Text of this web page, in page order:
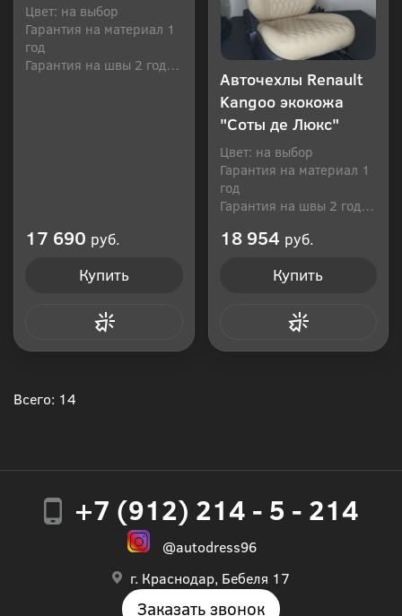
Цвет: на выбор
Гарантия на материал 1
год
Гарантия на швы 2 года
17 690 руб.
Купить
Авточехлы Renault
Kangoo экокожа
"Соты де Люкс"
Цвет: на выбор
Гарантия на материал 1
год
Гарантия на швы 2 года
18 954 руб.
Купить
Всего: 14
+7 (912) 214 - 5 - 214
@autodress96
г. Краснодар, Бебеля 17
Заказать звонок